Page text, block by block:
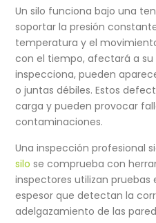
Un silo funciona bajo una
soportar la presión
temperatura y el
con el tiempo, afectará a su
inspecciona, pueden
o juntas débiles. Estos
carga y pueden provocar
contaminaciones.
Una inspección profesional
silo se comprueba con
inspectores utilizan
espesor que detectan la
adelgazamiento de las